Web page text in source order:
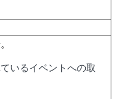
いるイベントへの取